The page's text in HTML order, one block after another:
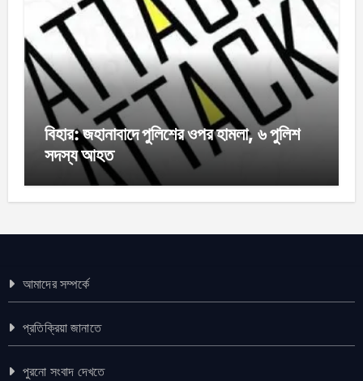
বিহার: জহানাবাদে পুলিশের ওপর হামলা, ৬ পুলিশ
সদস্য আহত
আমাদের সম্পর্কে
প্রতিক্রিয়া জানাতে
পুরনো সংবাদ দেখতে